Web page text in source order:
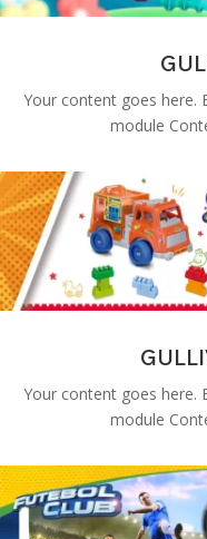
Your content goes here.
module
Your content goes here.
module